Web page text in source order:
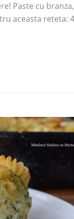
Paste cu
aceasta reteta: